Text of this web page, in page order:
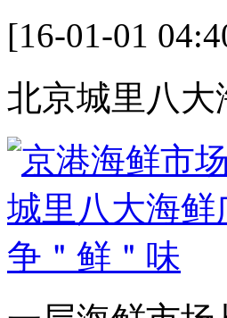
[16-01-01
北京城里八